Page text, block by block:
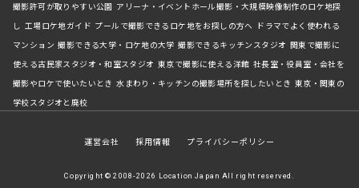
撮影許可が取りやすい公園 アリーナ・イベントホール撮影・大規模映像制作のロケ地探
し 工場ロケ地ガイド プールで撮影できるロケ地をお探しの方へ ドラマでよく使われる
マンション 撮影できる大学・ロケ地の大学 撮影できるキッチンスタジオ 関東で撮影に
使える古民家スタジオ・和室スタジオ 東京で撮影に使える洋館 社長室・役員室・会社を
撮影やロケで使いたいとき 水まわり・キッチンの撮影場所を探したいとき 東京・関東の
学校スタジオと廃校
運営会社 採用情報 プライバシーポリシー
Copyright © 2008-2026 Location Japan All right reserved.